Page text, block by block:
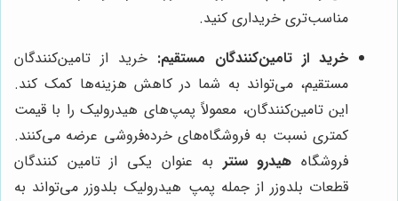
مناسب‌تری خریداری کنید.
خرید از تامین‌کنندگان مستقیم: خرید از تامین‌کنندگان
مستقیم، می‌تواند به شما در کاهش هزینه‌ها کمک کند.
این تامین‌کنندگان، معمولاً پمپ‌های هیدرولیک را با قیمت
کمتری نسبت به فروشگاه‌های خرده‌فروشی عرضه می‌کنند.
فروشگاه هیدرو سنتر به عنوان یکی از تامین کنندگان
قطعات بلدوزر از جمله پمپ هیدرولیک بلدوزر می‌تواند به